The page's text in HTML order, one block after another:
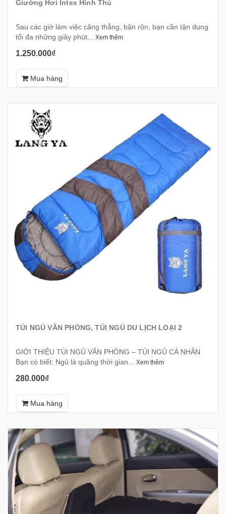
Giường Hơi Intex Hình Thú
Sau các giờ làm việc căng thẳng, bận rộn, bạn cần tận dụng
tối đa những giây phút... Xem thêm
1.250.000₫
Mua hàng
TÚI NGỦ VĂN PHÒNG, TÚI NGỦ DU LỊCH LOẠI 2
GIỚI THIỆU TÚI NGỦ VĂN PHÒNG – TÚI NGỦ CÁ NHÂN
Bạn có biết: Ngủ là quãng thời gian... Xem thêm
280.000₫
Mua hàng